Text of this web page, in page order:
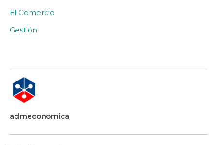
El Comercio
Gestión
admeconomica